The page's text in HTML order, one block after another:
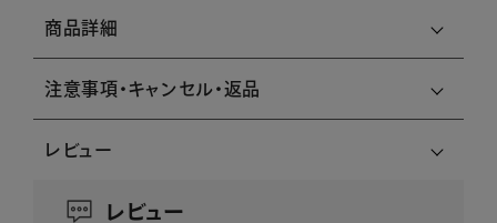
商品詳細
注意事項・キャンセル・返品
レビュー
レビュー